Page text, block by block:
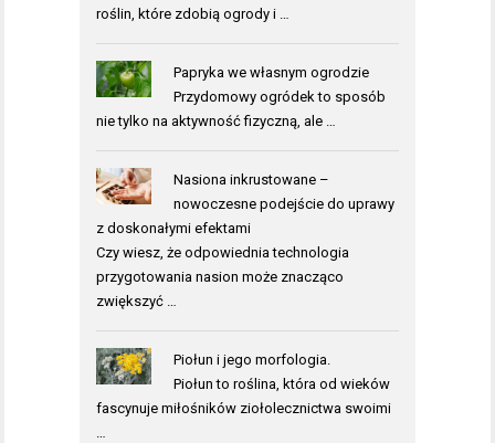
roślin, które zdobią ogrody i …
Papryka we własnym ogrodzie
Przydomowy ogródek to sposób
nie tylko na aktywność fizyczną, ale …
Nasiona inkrustowane –
nowoczesne podejście do uprawy
z doskonałymi efektami
Czy wiesz, że odpowiednia technologia
przygotowania nasion może znacząco
zwiększyć …
Piołun i jego morfologia.
Piołun to roślina, która od wieków
fascynuje miłośników ziołolecznictwa swoimi
…